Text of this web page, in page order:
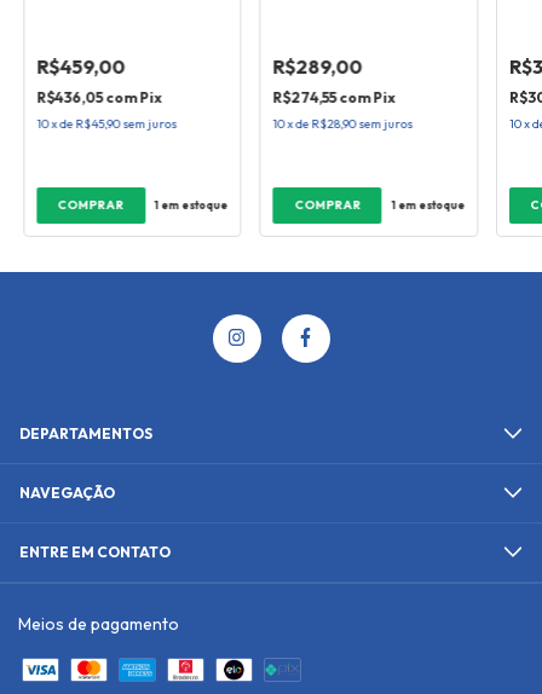
R$459,00
R$436,05com Pix
10xdeR$45,90 sem juros
1em estoque
R$289,00
R$274,55comPix
10xdeR$28,90sem juros
1em estoque
10x
DEPARTAMENTOS
NAVEGAÇÃO
ENTRE EM CONTATO
Meios de pagamento